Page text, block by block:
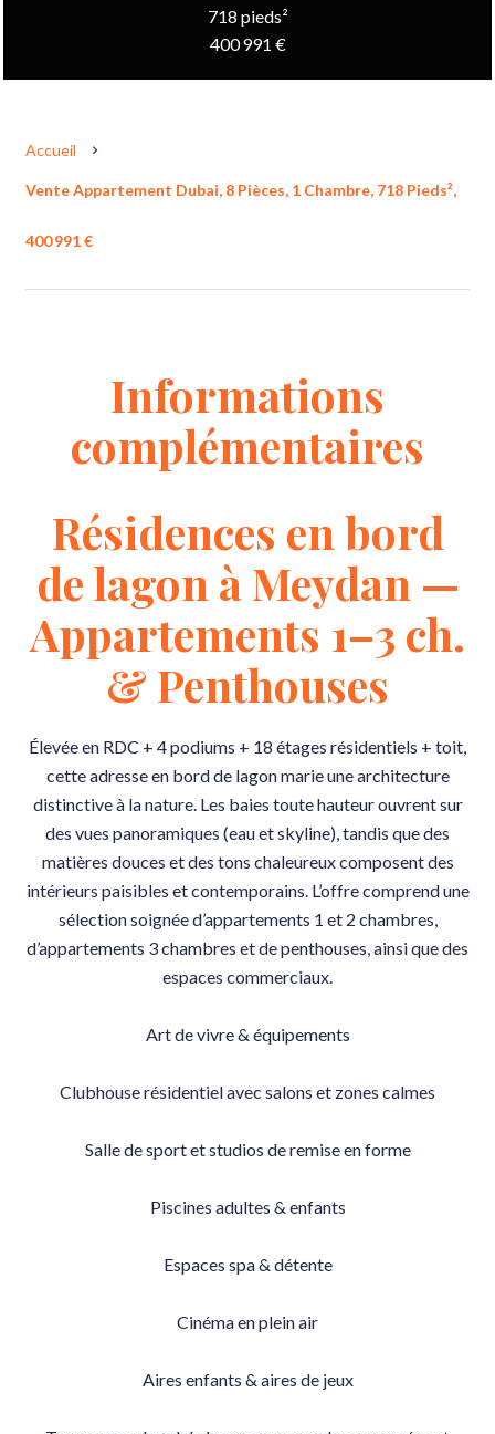
718 pieds²
400 991 €
Accueil
Vente Appartement Dubai, 8 Pièces, 1 Chambre, 718 Pieds²,
400 991 €
Informations
complémentaires
Résidences en bord
de lagon à Meydan —
Appartements 1–3 ch.
& Penthouses
Élevée en RDC + 4 podiums + 18 étages résidentiels + toit,
cette adresse en bord de lagon marie une architecture
distinctive à la nature. Les baies toute hauteur ouvrent sur
des vues panoramiques (eau et skyline), tandis que des
matières douces et des tons chaleureux composent des
intérieurs paisibles et contemporains. L’offre comprend une
sélection soignée d’appartements 1 et 2 chambres,
d’appartements 3 chambres et de penthouses, ainsi que des
espaces commerciaux.
Art de vivre & équipements
Clubhouse résidentiel avec salons et zones calmes
Salle de sport et studios de remise en forme
Piscines adultes & enfants
Espaces spa & détente
Cinéma en plein air
Aires enfants & aires de jeux